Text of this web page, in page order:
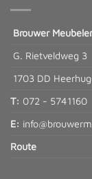
Brouwer
G. Rietveldweg 3
1703 DD
T: 072 - 5741160
E:
Route